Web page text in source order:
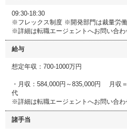
09:30-18:30
※フレックス制度 ※開発部門は裁量労働
※詳細は転職エージェントへお問い合わ
給与
想定年収：700-1000万円
・月収：584,000円～835,000円 月収
代
※詳細は転職エージェントへお問い合わ
諸手当